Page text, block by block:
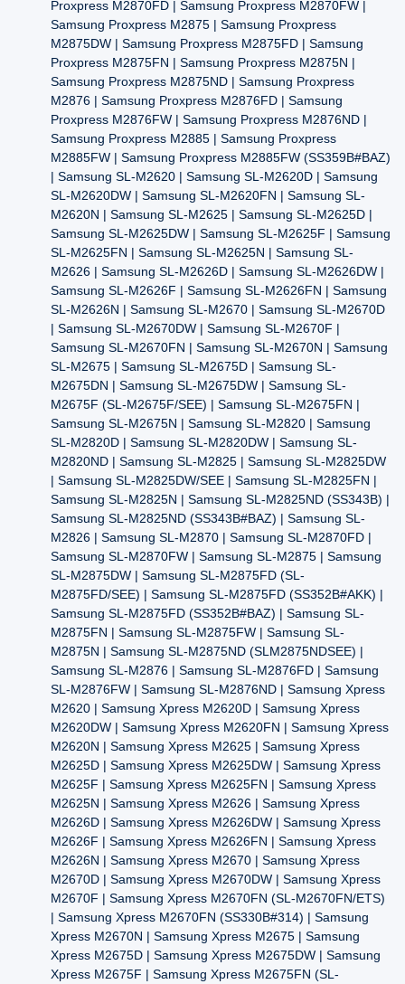
Proxpress M2870FD | Samsung Proxpress M2870FW |
Samsung Proxpress M2875 | Samsung Proxpress
M2875DW | Samsung Proxpress M2875FD | Samsung
Proxpress M2875FN | Samsung Proxpress M2875N |
Samsung Proxpress M2875ND | Samsung Proxpress
M2876 | Samsung Proxpress M2876FD | Samsung
Proxpress M2876FW | Samsung Proxpress M2876ND |
Samsung Proxpress M2885 | Samsung Proxpress
M2885FW | Samsung Proxpress M2885FW (SS359B#BAZ)
| Samsung SL-M2620 | Samsung SL-M2620D | Samsung
SL-M2620DW | Samsung SL-M2620FN | Samsung SL-
M2620N | Samsung SL-M2625 | Samsung SL-M2625D |
Samsung SL-M2625DW | Samsung SL-M2625F | Samsung
SL-M2625FN | Samsung SL-M2625N | Samsung SL-
M2626 | Samsung SL-M2626D | Samsung SL-M2626DW |
Samsung SL-M2626F | Samsung SL-M2626FN | Samsung
SL-M2626N | Samsung SL-M2670 | Samsung SL-M2670D
| Samsung SL-M2670DW | Samsung SL-M2670F |
Samsung SL-M2670FN | Samsung SL-M2670N | Samsung
SL-M2675 | Samsung SL-M2675D | Samsung SL-
M2675DN | Samsung SL-M2675DW | Samsung SL-
M2675F (SL-M2675F/SEE) | Samsung SL-M2675FN |
Samsung SL-M2675N | Samsung SL-M2820 | Samsung
SL-M2820D | Samsung SL-M2820DW | Samsung SL-
M2820ND | Samsung SL-M2825 | Samsung SL-M2825DW
| Samsung SL-M2825DW/SEE | Samsung SL-M2825FN |
Samsung SL-M2825N | Samsung SL-M2825ND (SS343B) |
Samsung SL-M2825ND (SS343B#BAZ) | Samsung SL-
M2826 | Samsung SL-M2870 | Samsung SL-M2870FD |
Samsung SL-M2870FW | Samsung SL-M2875 | Samsung
SL-M2875DW | Samsung SL-M2875FD (SL-
M2875FD/SEE) | Samsung SL-M2875FD (SS352B#AKK) |
Samsung SL-M2875FD (SS352B#BAZ) | Samsung SL-
M2875FN | Samsung SL-M2875FW | Samsung SL-
M2875N | Samsung SL-M2875ND (SLM2875NDSEE) |
Samsung SL-M2876 | Samsung SL-M2876FD | Samsung
SL-M2876FW | Samsung SL-M2876ND | Samsung Xpress
M2620 | Samsung Xpress M2620D | Samsung Xpress
M2620DW | Samsung Xpress M2620FN | Samsung Xpress
M2620N | Samsung Xpress M2625 | Samsung Xpress
M2625D | Samsung Xpress M2625DW | Samsung Xpress
M2625F | Samsung Xpress M2625FN | Samsung Xpress
M2625N | Samsung Xpress M2626 | Samsung Xpress
M2626D | Samsung Xpress M2626DW | Samsung Xpress
M2626F | Samsung Xpress M2626FN | Samsung Xpress
M2626N | Samsung Xpress M2670 | Samsung Xpress
M2670D | Samsung Xpress M2670DW | Samsung Xpress
M2670F | Samsung Xpress M2670FN (SL-M2670FN/ETS)
| Samsung Xpress M2670FN (SS330B#314) | Samsung
Xpress M2670N | Samsung Xpress M2675 | Samsung
Xpress M2675D | Samsung Xpress M2675DW | Samsung
Xpress M2675F | Samsung Xpress M2675FN (SL-